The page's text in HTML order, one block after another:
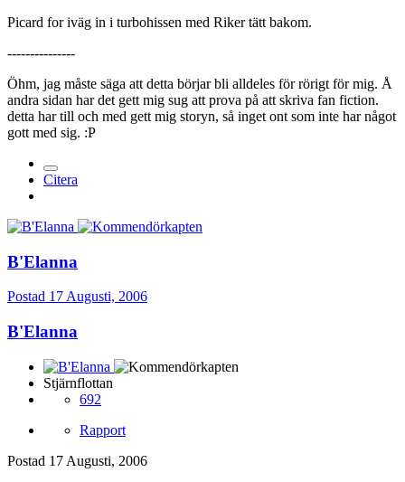
Picard for iväg in i turbohissen med Riker tätt bakom.
---------------
Öhm, jag måste säga att detta börjar bli alldeles för rörigt för mig. Å
andra sidan har det gett mig sug att prova på att skriva fan fiction.
detta har till och med gett mig storyn, så inget ont som inte har något
gott med sig. :P
Citera
B'Elanna
Postad 17 Augusti, 2006
B'Elanna
Stjärnflottan
692
Rapport
Postad 17 Augusti, 2006